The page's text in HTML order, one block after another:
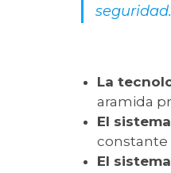
seguridad.
La
aramida
El
constante
El